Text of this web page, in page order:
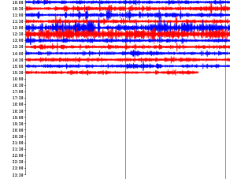
10:00
10:30
11:00
11:30
12:00
12:30
13:00
13:30
14:00
14:30
15:00
15:30
16:00
16:30
17:00
17:30
18:00
18:30
19:00
19:30
20:00
20:30
21:00
21:30
22:00
22:30
23:00
23:30